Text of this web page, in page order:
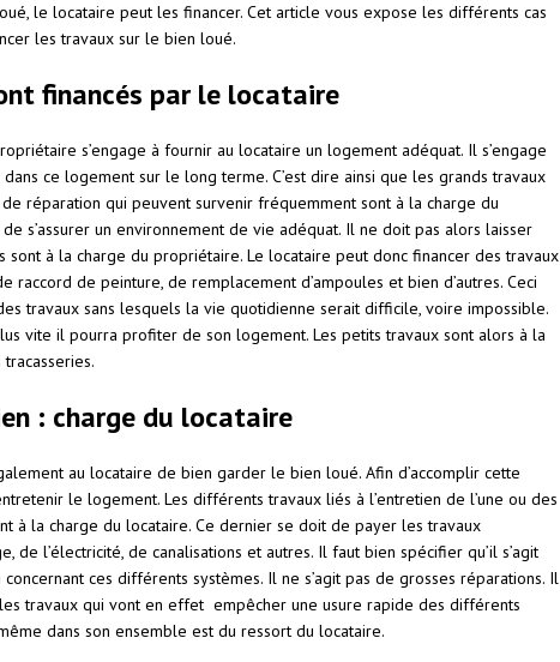
le locataire peut les financer. Cet article vous expose les différents cas
les travaux sur le bien loué.
financés par le locataire
s’engage à fournir au locataire un logement adéquat. Il s’engage
ce logement sur le long terme. C’est dire ainsi que les grands travaux
réparation qui peuvent survenir fréquemment sont à la charge du
s’assurer un environnement de vie adéquat. Il ne doit pas alors laisser
sont à la charge du propriétaire. Le locataire peut donc financer des travaux
raccord de peinture, de remplacement d’ampoules et bien d’autres. Ceci
travaux sans lesquels la vie quotidienne serait difficile, voire impossible.
vite il pourra profiter de son logement. Les petits travaux sont alors à la
: charge du locataire
au locataire de bien garder le bien loué. Afin d’accomplir cette
le logement. Les différents travaux liés à l’entretien de l’une ou des
à la charge du locataire. Ce dernier se doit de payer les travaux
de l’électricité, de canalisations et autres. Il faut bien spécifier qu’il s’agit
ces différents systèmes. Il ne s’agit pas de grosses réparations. Il
travaux qui vont en effet empêcher une usure rapide des différents
dans son ensemble est du ressort du locataire.